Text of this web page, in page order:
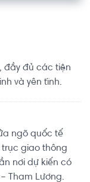
đầy đủ các tiện
và yên tĩnh.
ngõ quốc tế
trục giao thông
nơi dự kiến có
Tham Lương.